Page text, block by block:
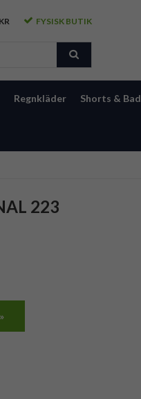
FYSISK BUTIK
Regnkläder Shorts & Bad
223